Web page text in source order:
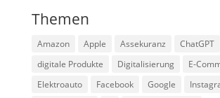
Themen
Amazon Apple Assekuranz
ChatGPT
digitale Produkte
Digitalisierung
E-
Elektroauto
Facebook Google